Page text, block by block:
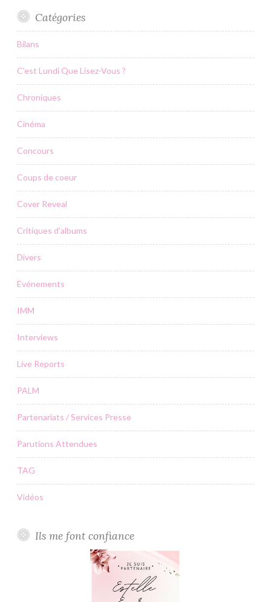
Catégories
Bilans
C'est Lundi Que Lisez-Vous ?
Chroniques
Cinéma
Concours
Coups de coeur
Cover Reveal
Critiques d'albums
Divers
Evénements
IMM
Interviews
Live Reports
PALM
Partenariats / Services Presse
Parutions Attendues
TAG
Vidéos
Ils me font confiance